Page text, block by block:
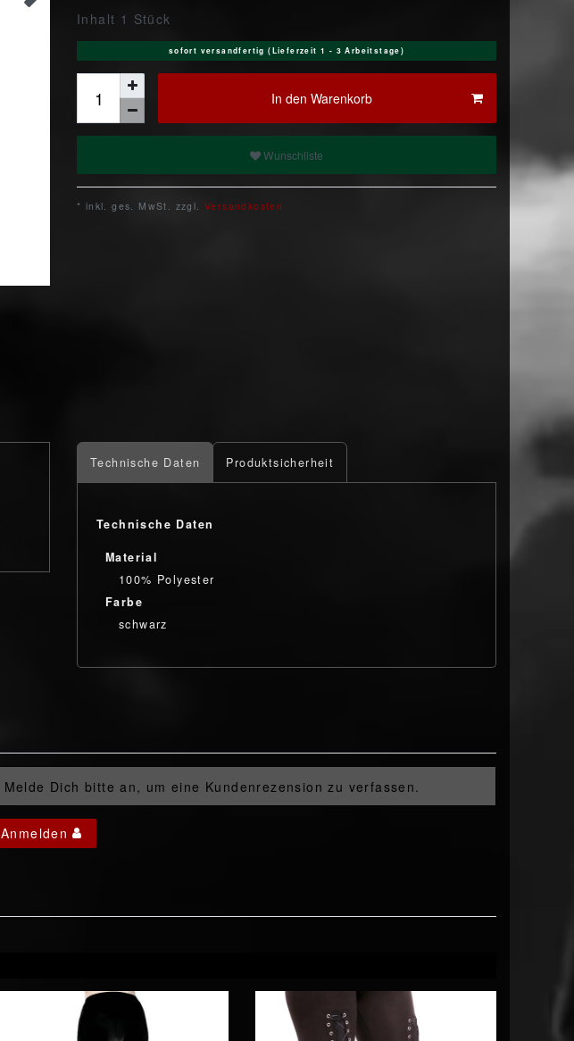
Inhalt 1 Stück
sofort versandfertig (Lieferzeit 1 - 3 Arbeitstage)
In den Warenkorb
Wunschliste
* inkl. ges. MwSt. zzgl. Versandkosten
Technische Daten Produktsicherheit
Technische Daten
Material
100% Polyester
Farbe
schwarz
Melde Dich bitte an, um eine Kundenrezension zu verfassen.
Anmelden